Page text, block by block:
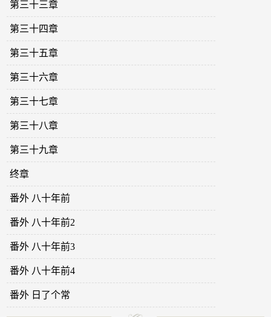
第三十三章
第三十四章
第三十五章
第三十六章
第三十七章
第三十八章
第三十九章
终章
番外 八十年前
番外 八十年前2
番外 八十年前3
番外 八十年前4
番外 日了个常